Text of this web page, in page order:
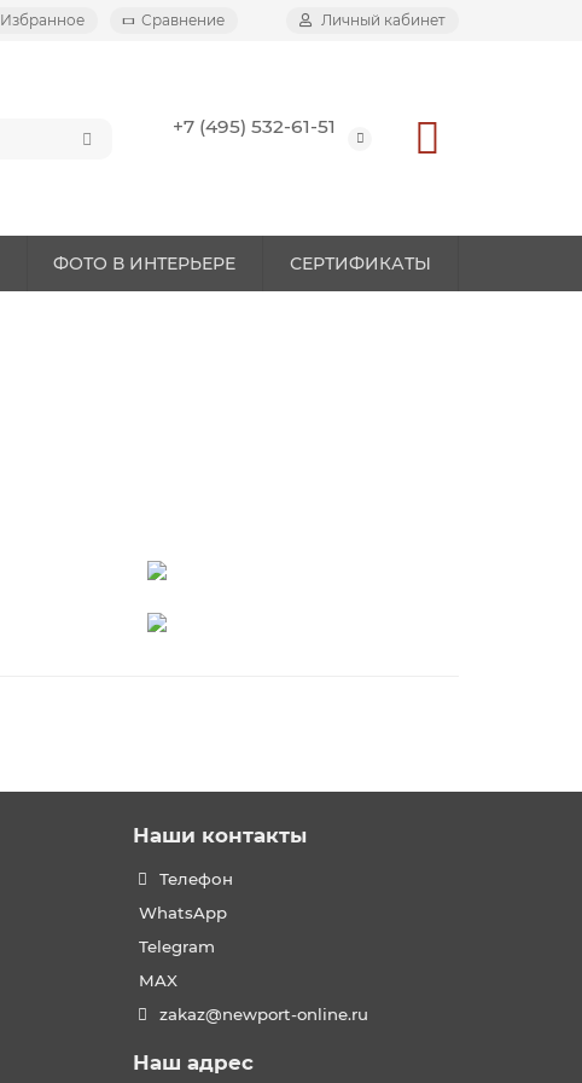
Избранное Сравнение Личный кабинет
+7 (495) 532-61-51
ФОТО В ИНТЕРЬЕРЕ СЕРТИФИКАТЫ
Наши контакты
Телефон
WhatsApp
Telegram
MAX
zakaz@newport-online.ru
Наш адрес